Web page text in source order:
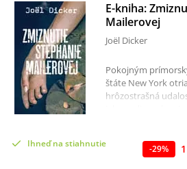
E-kniha:
Mailerovej
Joël Dicker
Pokojným
štáte New York
hrôzostrašná
štátna polícia.
vyšetrovatelia
vraha, za čo si
Ihneď na stiahnutie -29%